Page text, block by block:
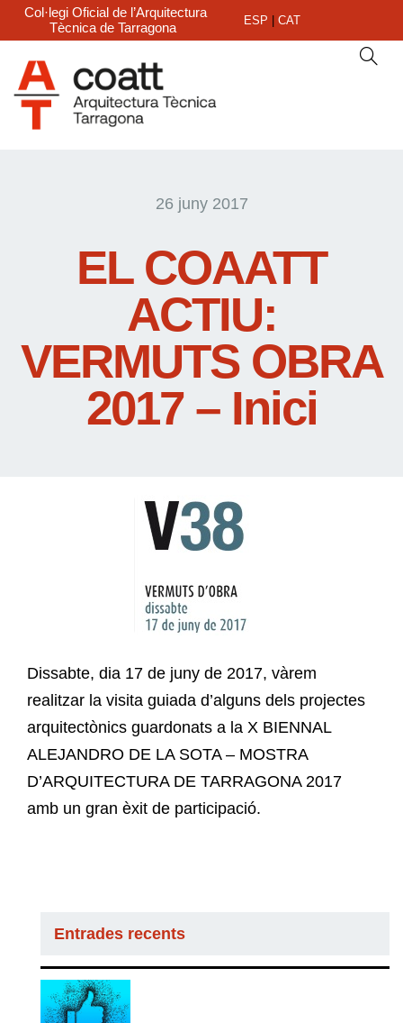
Col·legi Oficial de l’Arquitectura
Tècnica de Tarragona
ESP CAT
26 juny 2017
EL COAATT
ACTIU:
VERMUTS OBRA
2017 – Inici
Dissabte, dia 17 de juny de 2017, vàrem
realitzar la visita guiada d’alguns dels projectes
arquitectònics guardonats a la X BIENNAL
ALEJANDRO DE LA SOTA – MOSTRA
D’ARQUITECTURA DE TARRAGONA 2017
amb un gran èxit de participació.
Entrades recents